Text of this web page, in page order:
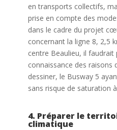
en transports collectifs,
prise en compte des
dans le cadre du projet
concernant la ligne 8, 2,5
centre Beaulieu, il faudrait
connaissance des raisons
dessiner, le Busway 5
sans risque de saturation
4. Préparer le
climatique